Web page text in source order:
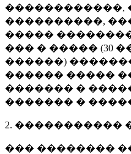
������������,
����������,
�����
��� � ����� (30
������)
������ �����
������� �
������� �
2. �����������
��� ��������